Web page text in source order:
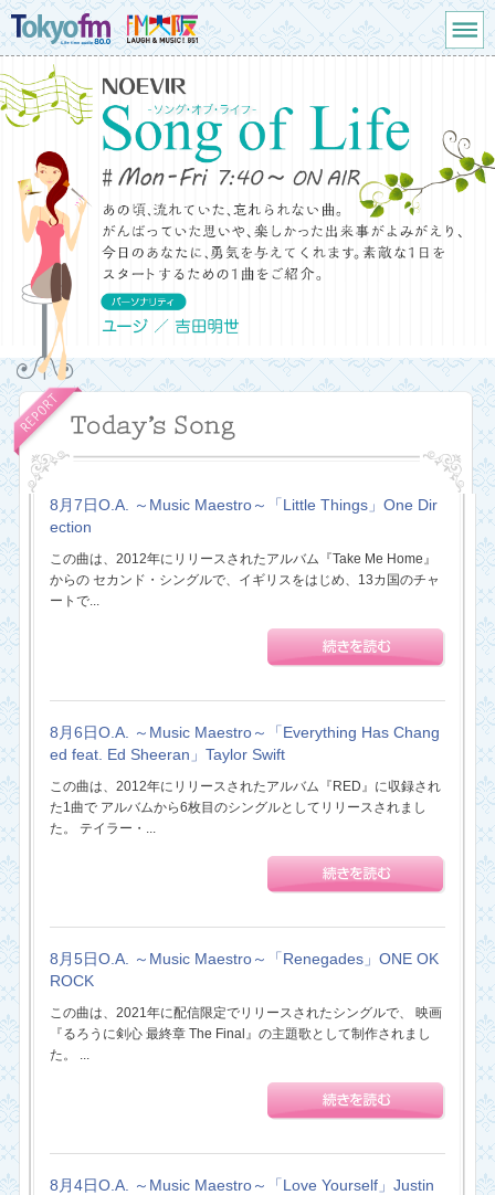
8月7日O.A. ～Music Maestro～「Little Things」One Dir
ection
この曲は、2012年にリリースされたアルバム『Take Me Home』
からの セカンド・シングルで、イギリスをはじめ、13カ国のチャ
ートで...
8月6日O.A. ～Music Maestro～「Everything Has Chang
ed feat. Ed Sheeran」Taylor Swift
この曲は、2012年にリリースされたアルバム『RED』に収録され
た1曲で アルバムから6枚目のシングルとしてリリースされまし
た。 テイラー・...
8月5日O.A. ～Music Maestro～「Renegades」ONE OK
ROCK
この曲は、2021年に配信限定でリリースされたシングルで、 映画
『るろうに剣心 最終章 The Final』の主題歌として制作されまし
た。 ...
8月4日O.A. ～Music Maestro～「Love Yourself」Justin